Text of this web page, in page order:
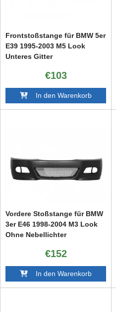
Frontstoßstange für BMW 5er
E39 1995-2003 M5 Look
Unteres Gitter
€103
In den Warenkorb
Vordere Stoßstange für BMW
3er E46 1998-2004 M3 Look
Ohne Nebellichter
€152
In den Warenkorb